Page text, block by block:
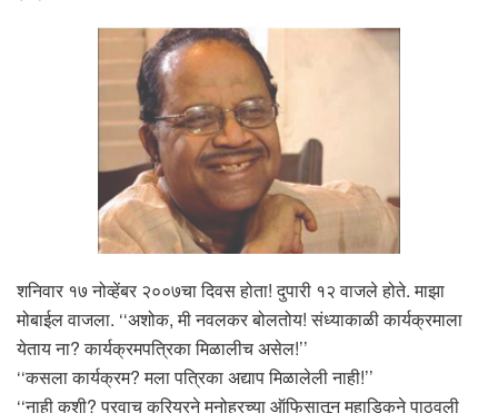
शनिवार १७ नोव्हेंबर २००७चा दिवस होता! दुपारी १२ वाजले होते. माझा
मोबाईल वाजला. ‘‘अशोक, मी नवलकर बोलतोय! संध्याकाळी कार्यक्रमाला
येताय ना? कार्यक्रमपत्रिका मिळालीच असेल!’’
‘‘कसला कार्यक्रम? मला पत्रिका अद्याप मिळालेली नाही!’’
‘‘नाही कशी? परवाच कुरियरने मनोहरच्या ऑफिसातून महाडिकने पाठवली